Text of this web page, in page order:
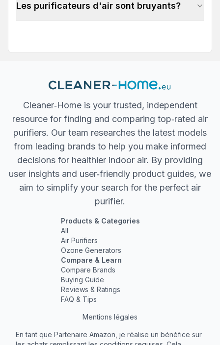
Les purificateurs d'air sont bruyants?
Cleaner‐Home is your trusted, independent
resource for finding and comparing top‐rated air
purifiers. Our team researches the latest models
from leading brands to help you make informed
decisions for healthier indoor air. By providing
user insights and user‐friendly product guides, we
aim to simplify your search for the perfect air
purifier.
Products & Categories
All
Air Purifiers
Ozone Generators
Compare & Learn
Compare Brands
Buying Guide
Reviews & Ratings
FAQ & Tips
Mentions légales
En tant que Partenaire Amazon, je réalise un bénéfice sur